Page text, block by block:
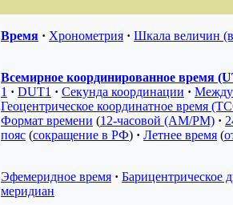
Время · Хронометрия · Шкала величин
Всемирное координированное время
1 · DUT1 · Секунда координации ·
Геоцентрическое координатное время
Формат времени (12-часовой (AM/PM) ·
пояс (сокращение в РФ) · Летнее время (
Эфемеридное время · Барицентрическое
меридиан